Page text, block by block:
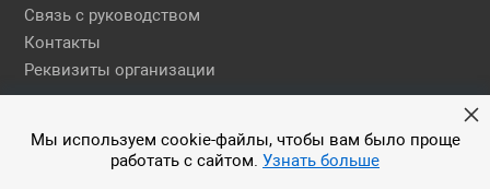
Связь с руководством
Контакты
Реквизиты организации
Правовая информация
© 2026 АН ЕГСН
Мы используем cookie-файлы, чтобы вам было проще
работать с сайтом. Узнать больше